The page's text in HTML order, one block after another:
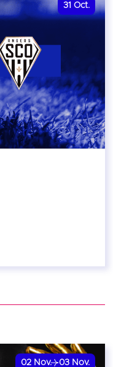
31 Oct.
02 Nov. 03 Nov.